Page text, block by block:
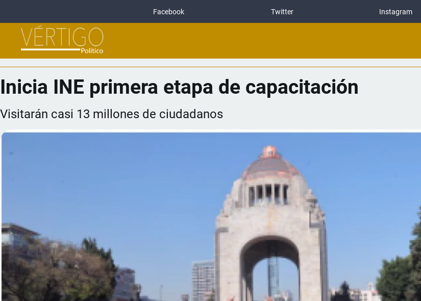
Facebook Twitter Instagram
Inicia INE primera etapa de capacitación
Visitarán casi 13 millones de ciudadanos